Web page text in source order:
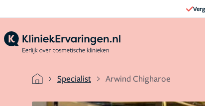
Specialist Arwind Chigharoe